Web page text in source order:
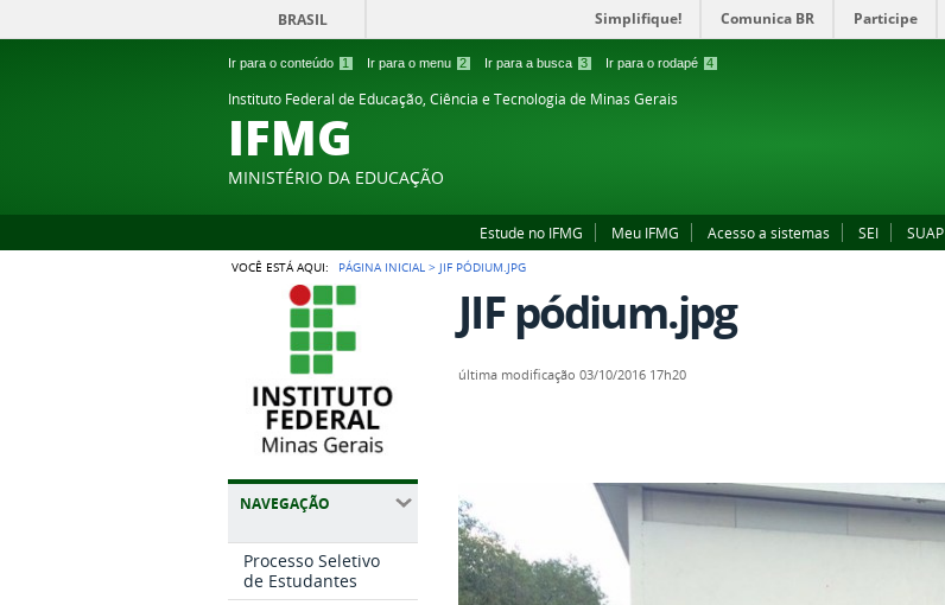
Ir para o conteúdo 1 Ir para o menu 2 Ir para a busca 3 Ir para o rodapé 4
BRASIL Simplifique! Comunica BR Participe
Instituto Federal de Educação, Ciência e Tecnologia de Minas Gerais
IFMG
MINISTÉRIO DA EDUCAÇÃO
Estude no IFMG Meu IFMG Acesso a sistemas SEI SUAP
VOCÊ ESTÁ AQUI: PÁGINA INICIAL > JIF PÓDIUM.JPG
NAVEGAÇÃO
Processo Seletivo
de Estudantes
JIF pódium.jpg
última modificação 03/10/2016 17h20